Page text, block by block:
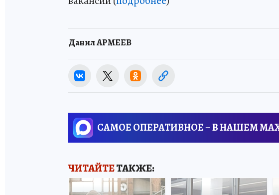
Данил АРМЕЕВ
САМОЕ ОПЕРАТИВНОЕ – В НАШЕМ
ЧИТАЙТЕТАКЖЕ: